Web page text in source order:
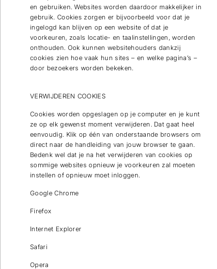
en gebruiken. Websites worden daardoor makkelijker in
gebruik. Cookies zorgen er bijvoorbeeld voor dat je
ingelogd kan blijven op een website of dat je
voorkeuren, zoals locatie- en taalinstellingen, worden
onthouden. Ook kunnen websitehouders dankzij
cookies zien hoe vaak hun sites – en welke pagina’s –
door bezoekers worden bekeken.
VERWIJDEREN COOKIES
Cookies worden opgeslagen op je computer en je kunt
ze op elk gewenst moment verwijderen. Dat gaat heel
eenvoudig. Klik op één van onderstaande browsers om
direct naar de handleiding van jouw browser te gaan.
Bedenk wel dat je na het verwijderen van cookies op
sommige websites opnieuw je voorkeuren zal moeten
instellen of opnieuw moet inloggen.
Google Chrome
Firefox
Internet Explorer
Safari
Opera